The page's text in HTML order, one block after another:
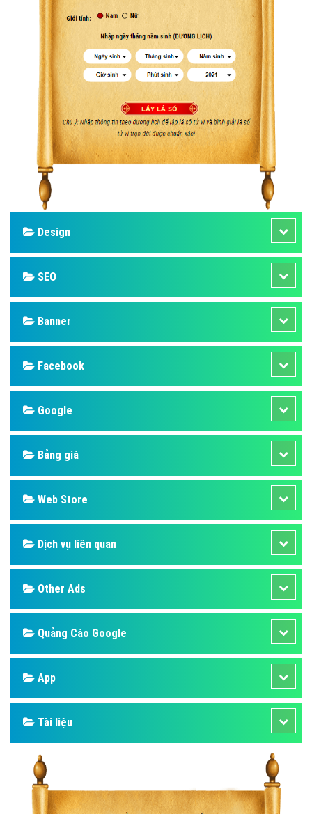
Design
SEO
Banner
Facebook
Google
Bảng giá
Web Store
Dịch vụ liên quan
Other Ads
Quảng Cáo Google
App
Tài liệu